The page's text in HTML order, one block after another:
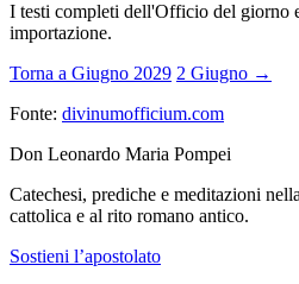
I testi completi dell'Officio del giorno
importazione.
Torna a Giugno 2029 2 Giugno →
Fonte: divinumofficium.com
Don Leonardo Maria Pompei
Catechesi, prediche e meditazioni
cattolica e al rito romano antico.
Sostieni l’apostolato